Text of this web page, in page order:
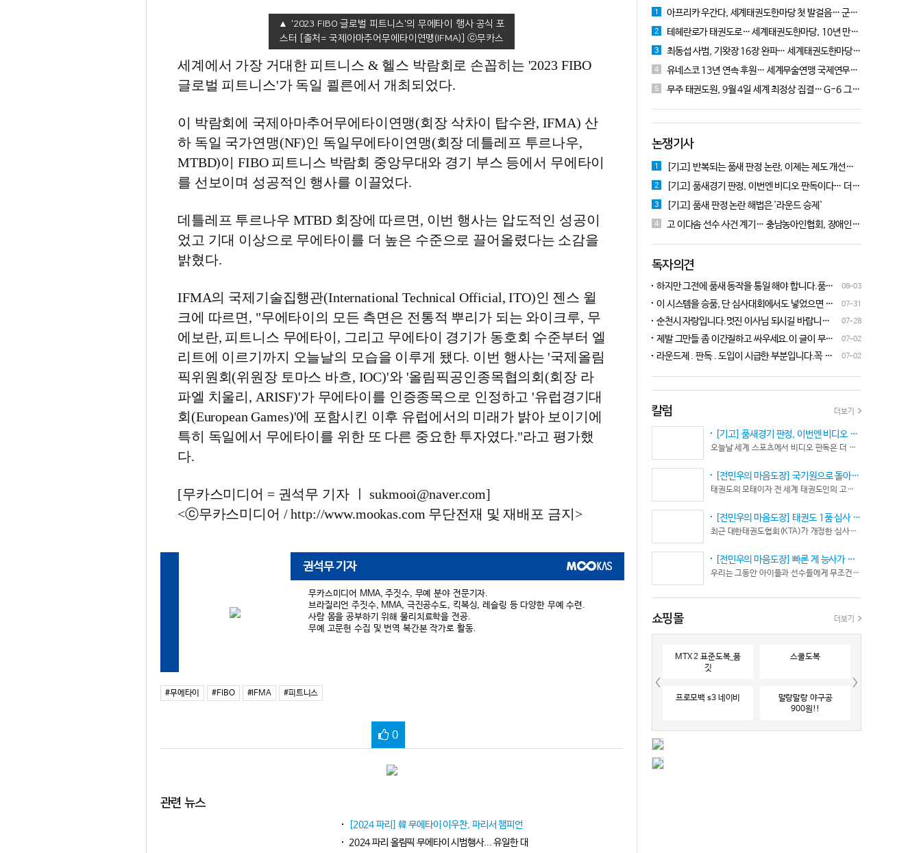
'2023 FIBO 글로벌 피트니스'의 무에타이 행사 공식 포
스터 [출처= 국제아마추어무에타이연맹(IFMA)]
세계에서 가장 거대한 피트니스 & 헬스 박람회로 손꼽히는 '2023 FIBO
글로벌 피트니스'가 독일 쾰른에서 개최되었다.
이 박람회에 국제아마추어무에타이연맹(회장 삭차이 탑수완, IFMA) 산
하 독일 국가연맹(NF)인 독일무에타이연맹(회장 데틀레프 투르나우,
MTBD)이 FIBO 피트니스 박람회 중앙무대와 경기 부스 등에서 무에타이
를 선보이며 성공적인 행사를 이끌었다.
데틀레프 투르나우 MTBD 회장에 따르면, 이번 행사는 압도적인 성공이
었고 기대 이상으로 무에타이를 더 높은 수준으로 끌어올렸다는 소감을
밝혔다.
IFMA의 국제기술집행관(International Technical Official, ITO)인 젠스 윌
크에 따르면, "무에타이의 모든 측면은 전통적 뿌리가 되는 와이크루, 무
에보란, 피트니스 무에타이, 그리고 무에타이 경기가 동호회 수준부터 엘
리트에 이르기까지 오늘날의 모습을 이루게 됐다. 이번 행사는 '국제올림
픽위원회(위원장 토마스 바흐, IOC)'와 '올림픽공인종목협의회(회장 라
파엘 치울리, ARISF)'가 무에타이를 인증종목으로 인정하고 '유럽경기대
회(European Games)'에 포함시킨 이후 유럽에서의 미래가 밝아 보이기에
특히 독일에서 무에타이를 위한 또 다른 중요한 투자였다."라고 평가했
다.
[무카스미디어 = 권석무 기자 ㅣ sukmooi@naver.com]
<ⓒ무카스미디어 / http://www.mookas.com 무단전재 및 재배포 금지>
권석무 기자
무카스미디어 MMA, 주짓수, 무예 분야 전문기자.
브라질리언 주짓수, MMA, 극진공수도, 킥복싱, 레슬링 등 다양한 무예 수련.
사람 몸을 공부하기 위해 물리치료학을 전공.
무예 고문헌 수집 및 번역 복간본 작가로 활동.
#무에타이 #FIBO #IFMA #피트니스
0
관련 뉴스
[2024 파리] 韓 무에타이 이우찬, 파리서 챔피언
2024 파리 올림픽 무에타이 시범행사... 유일한 대
1 아프리카 우간다, 세계태권도한마당 첫 발걸음… 군의관 콘데 "잊지 못할 경험"
2 테헤란로가 태권도로… 세계태권도한마당, 10년 만에 국기원서 개막!
3 최동섭 사범, 기왓장 16장 완파… 세계태권도한마당 주먹격파 우승
4 유네스코 13년 연속 후원… 세계무술연맹 국제연무대회 10월 충주서 개막
5 무주 태권도원, 9월 4일 세계 최정상 집결… G-6 그랑프리 시리즈 개막
논쟁기사
1 [기고] 반복되는 품새 판정 논란, 이제는 제도 개선을 논의할 때!
2 [기고] 품새경기 판정, 이번엔 비디오 판독이다… 더 이상 미룰 수 없다
3 [기고] 품새 판정 논란 해법은 '라운드 승제'
4 고 이다솜 선수 사건 계기… 충남농아인협회, 장애인체육 제도개선 9개 정책 제안
독자의견
08-03
하지만 그전에 품새 동작을 통일 해야 합니다.품새
심판 교육에 여러번 참석 했었는데, 강사 마다 동작
할수가 없습니다.하루빨리 강사들이 함께 모여 동
작을 통일 시켜야지 안그러면 항상 분쟁이 생깁니
다.
07-31
이 시스템을 승품, 단 심사대회에서도 넣었으면 좋
겠네요.심사위원들이 일부러 불합격시키고, 이 부
했는데, 번복이 안된답니다.ㅋㅋㅋㅋㅋ 심사위원들
눈이 전부 달라서, 이렇다, 저렇다 말을 할수가 없다
07-28
순천시 자랑입니다.멋진 이사님 되시길 바랍니다
^^♡
07-02
제발 그만들 좀 이간질하고 싸우세요.이 글이 무엇
이 문제인가요?무엇을 얘기하려는지 의도가 무엇
이 노력해 보자는 그런 글 같은데품새 얘기 하는데
왜 갑자기 심판 가오 얘기에 핑크색 옷 얘기 같은 비
하 발언에......답답하시니 그러시겠지만 태권도
"도" 는 지키시며 발언하세요.심판들 또한 이런 말
나오지 않도록 자존심 상하지 않도록 부단히 노력해
야 함은 확실합니다.부끄러운 일 들이 없도록 해야
좋게만 보지 말고 잘하는 건 잘한다고 인정해주고
못하는 건 고치도록 해주셔야지어떠한 글인지 파악
도 못하고 일방적으로 나쁘게 표현하는 글은 보기가
좋지 않습니다.
07-02
라운드제 . 판독 . 도입이 시급한 부분입니다.꼭 승
고 다른 생각 없이 오로지 품새 판정에만 집중 하도
칼럼 더보기
[기고] 품새경기 판정, 이번엔 비디오 판독이다… 더 이상 미룰 수 없다
오늘날 세계 스포츠에서 비디오 판독은 더 이상 선택이 아니다. 선수의 땀과 노력, 경기 결과의 공정성을 지키기 위한 최소한의 안전장치이자 국제 스포츠의 보편적인 기준이 됐다.
[전민우의 마음도장] 국기원으로 돌아온 한마당… 그 안에서 마주하는 '도장(道場)의 본질’
태권도의 모태이자 전 세계 태권도인의 고향, 국기원 도장 위에 다시 뜨거운 기합 소리가 웅장하게 울려 퍼질 예정이다. 오랜만에 국기원에서 펼쳐지는 이번 세계태권도한마당은 단순한 대회 개최를 넘어 국경과 인종, 세대를 넘어 하나의 마음으로 모인 전 세계 태권도인들의 가슴속에 묵직한 설렘과 숭고한 감회를 불러일으킨다.
[전민우의 마음도장] 태권도 1품 심사 완화... 문턱은 낮아졌지만, 계단은 더욱 가팔라졌다!
최근 대한태권도협회(KTA)가 개정한 심사시행 규정이 도장가에 화두를 던지고 있다. 저연령 1품(단) 심사 시 지정 품새의 추첨 범위와 시기를 완화해 각 시도협회가 사실상 태극 1장부터 5장까지로 지정을 축소할 수 있는 제도적 근거를 마련했다.
[전민우의 마음도장] 빠른 게 능사가 아니다… 엘리트 선수의 '기다림'
우리는 그동안 아이들과 선수들에게 무조건 “빨리 반응하라”고 다그치기만 했던 것은 아닐까? 진정한 탁월함은 단순히 근육의 수축 속도가 빠른 데서 오지 않는다. 복잡하고 긴박한 1대 1 격투 상황 속에서 ‘언제 멈추고, 언제 폭발할 것인가’를 통제하는 타이밍 조절 능력과 상황 인식(Situational Awareness)에서 온다.
쇼핑몰 더보기
MTX 2 표준도복_품
깃
스쿨도복
프로모백 s3 네이비
말랑말랑 야구공
900원!!